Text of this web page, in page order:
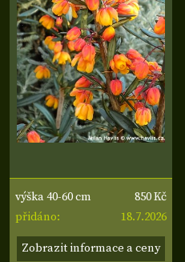
výška 40-60 cm
850 Kč
přidáno:
18.7.2026
Zobrazit informace a ceny